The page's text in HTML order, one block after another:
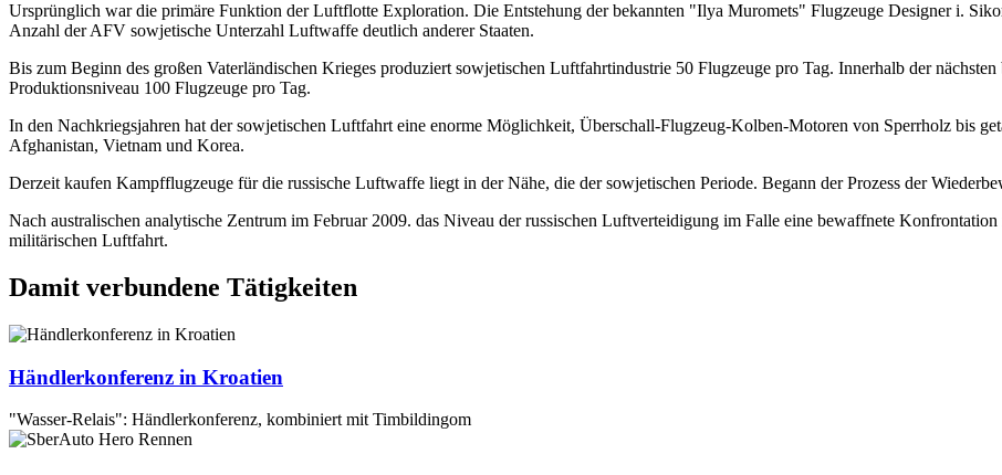
Ursprünglich war die primäre Funktion der Luftflotte Exploration. Die Entstehung der bekannten "Ilya Muromets" Flugzeuge Designer i.
Anzahl der AFV sowjetische Unterzahl Luftwaffe deutlich anderer Staaten.
Bis zum Beginn des großen Vaterländischen Krieges produziert sowjetischen Luftfahrtindustrie 50 Flugzeuge pro Tag. Innerhalb der
Produktionsniveau 100 Flugzeuge pro Tag.
In den Nachkriegsjahren hat der sowjetischen Luftfahrt eine enorme Möglichkeit, Überschall-Flugzeug-Kolben-Motoren von Sperrholz bis
Afghanistan, Vietnam und Korea.
Derzeit kaufen Kampfflugzeuge für die russische Luftwaffe liegt in der Nähe, die der sowjetischen Periode. Begann der Prozess der
Nach australischen analytische Zentrum im Februar 2009. das Niveau der russischen Luftverteidigung im Falle eine bewaffnete
militärischen Luftfahrt.
Damit verbundene Tätigkeiten
Händlerkonferenz in Kroatien
"Wasser-Relais": Händlerkonferenz, kombiniert mit Timbildingom